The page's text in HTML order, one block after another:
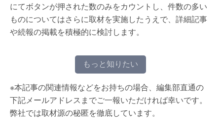
にてボタンが押された数のみをカウントし、件数の多い
ものについてはさらに取材を実施したうえで、詳細記事
や続報の掲載を積極的に検討します。
もっと知りたい
※本記事の関連情報などをお持ちの場合、編集部直通の
下記メールアドレスまでご一報いただければ幸いです。
弊社では取材源の秘匿を徹底しています。